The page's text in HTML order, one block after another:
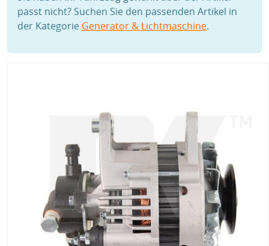
passt nicht? Suchen Sie den passenden Artikel in
der Kategorie Generator & Lichtmaschine.